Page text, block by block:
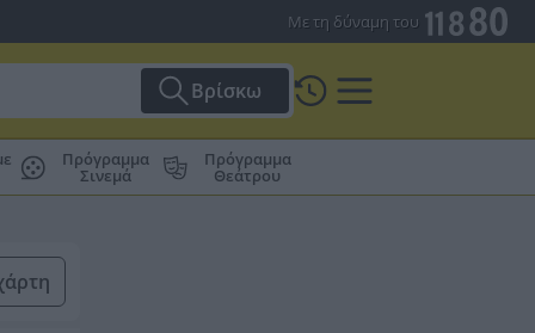
Με τη δύναμη του
Βρίσκω
Πρόγραμμα
Σινεμά
Πρόγραμμα
Θεάτρου